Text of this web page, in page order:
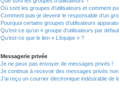
Où sont les groupes d’utilisateurs et comment
Comment puis-je devenir le responsable d’un
Pourquoi certains groupes d’utilisateurs
Qu’est-ce qu’un « groupe d’utilisateurs par
Qu’est-ce que le lien « L’équipe » ?
Messagerie privée
Je ne peux pas envoyer de messages privés !
Je continue à recevoir des messages privés non
J’ai reçu un courrier électronique indésirable de